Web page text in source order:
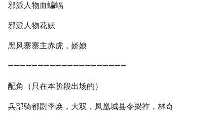
邪派人物血蝙蝠
邪派人物花妖
黑风寨寨主赤虎，娇娘
————————————————————
配角（只在本阶段出场的）
兵部骑都尉李焕，大双，凤凰城县令梁祚，林奇